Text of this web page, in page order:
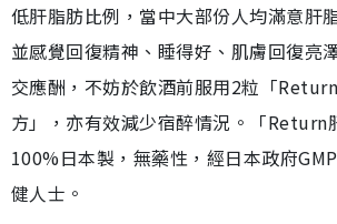
低肝脂肪比例，當中大部份人均滿意肝
並感覺回復精神、睡得好、肌膚回復亮
交應酬，不妨於飲酒前服用2粒「
方」，亦有效減少宿醉情況。「Return
100%日本製，無藥性，經日本政府
健人士。